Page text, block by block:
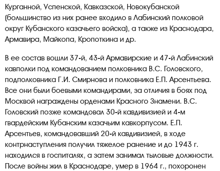
Курганной, Успенской, Кавказской, Новокубанской
(большинство из них ранее входило в Лабинский полковой
округ Кубанского казачьего войска), а также из Краснодара,
Армавира, Майкопа, Кропоткина и др.
В ее состав вошли 37-й, 43-й Армавирские и 47-й Лабинский
кавполки под командованием полковника В.С. Головского,
подполковника Г.И. Смирнова и полковника Е.П. Арсентьева.
Все они были боевыми командирами, за отличия в боях под
Москвой награждены орденами Красного Знамени. В.С.
Головский позже командовал 30-й кавдивизией и 4-м
гвардейским Кубанским казачьим кавкорпусом. Е.П.
Арсентьев, командовавший 20-й кавдивизией, в ходе
контрнаступления получил тяжелое ранение и до 1943 г.
находился в госпиталях, а затем занимал тыловые должности.
После войны жил в Краснодаре, умер в 1964 г., похоронен